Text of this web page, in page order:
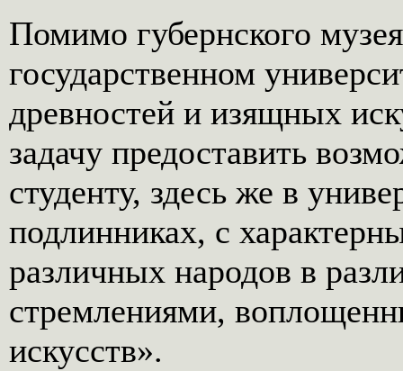
Помимо губернского
государственном
древностей и изящных
задачу предоставить
студенту, здесь же в
подлинниках, с
различных народов в
стремлениями,
искусств».